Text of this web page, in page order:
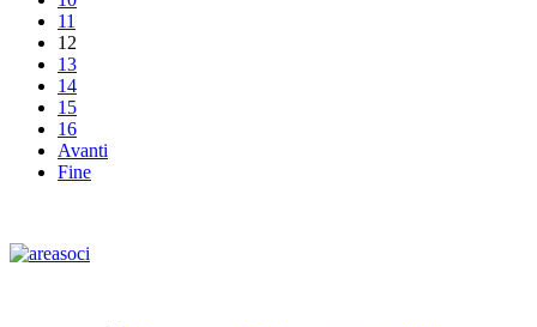
11
12
13
14
15
16
Avanti
Fine